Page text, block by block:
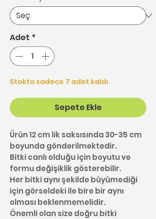
Adet *
Stokta sadece 7 adet kaldı
Sepete Ekle
Ürün 12 cm lik saksısında 30-35 cm
boyunda gönderilmektedir.
Bitki canlı olduğu için boyutu ve
formu değişiklik gösterebilir.
Her bitki aynı şekilde büyümediği
için görseldeki ile bire bir aynı
olması beklenmemelidir.
Önemli olan size doğru bitki